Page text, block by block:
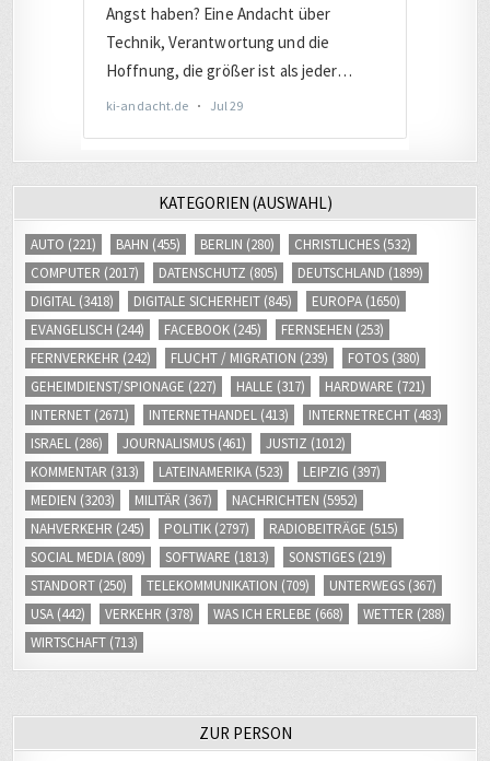
KATEGORIEN (AUSWAHL)
AUTO (221) BAHN (455) BERLIN (280) CHRISTLICHES (532)
COMPUTER (2017) DATENSCHUTZ (805) DEUTSCHLAND (1899)
DIGITAL (3418) DIGITALE SICHERHEIT (845) EUROPA (1650)
EVANGELISCH (244) FACEBOOK (245) FERNSEHEN (253)
FERNVERKEHR (242) FLUCHT / MIGRATION (239) FOTOS (380)
GEHEIMDIENST/SPIONAGE (227) HALLE (317) HARDWARE (721)
INTERNET (2671) INTERNETHANDEL (413) INTERNETRECHT (483)
ISRAEL (286) JOURNALISMUS (461) JUSTIZ (1012)
KOMMENTAR (313) LATEINAMERIKA (523) LEIPZIG (397)
MEDIEN (3203) MILITÄR (367) NACHRICHTEN (5952)
NAHVERKEHR (245) POLITIK (2797) RADIOBEITRÄGE (515)
SOCIAL MEDIA (809) SOFTWARE (1813) SONSTIGES (219)
STANDORT (250) TELEKOMMUNIKATION (709) UNTERWEGS (367)
USA (442) VERKEHR (378) WAS ICH ERLEBE (668) WETTER (288)
WIRTSCHAFT (713)
ZUR PERSON